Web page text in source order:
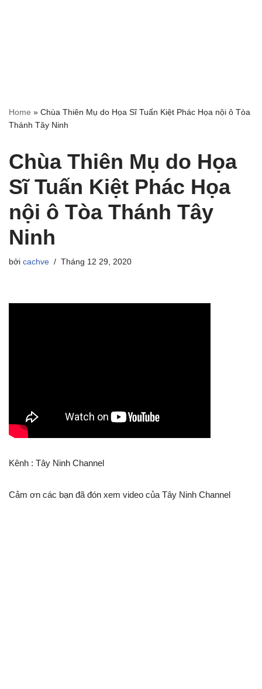
Home » Chùa Thiên Mụ do Họa Sĩ Tuấn Kiệt Phác Họa nội ô Tòa
Thánh Tây Ninh
Chùa Thiên Mụ do Họa
Sĩ Tuấn Kiệt Phác Họa
nội ô Tòa Thánh Tây
Ninh
bởi cachve Tháng 12 29, 2020
Kênh : Tây Ninh Channel
Cảm ơn các bạn đã đón xem video của Tây Ninh Channel